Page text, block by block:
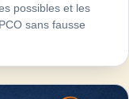
possibles et les
sans fausse